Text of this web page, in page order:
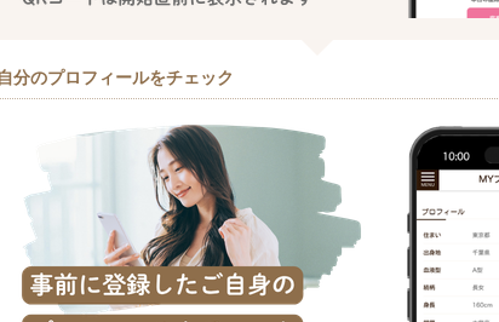
自分のプロフィールをチェック